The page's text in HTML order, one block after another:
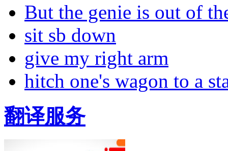
But the genie is out of
sit sb down
give my right arm
hitch one's wagon to a
翻译服务